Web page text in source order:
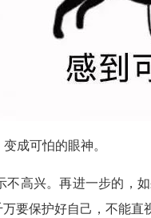
成可怕的眼神。
高兴。再进一步的，
要保护好自己，不能直